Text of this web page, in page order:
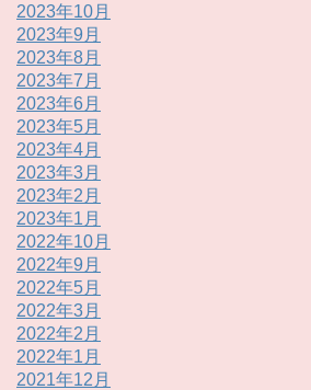
2023年10月
2023年9月
2023年8月
2023年7月
2023年6月
2023年5月
2023年4月
2023年3月
2023年2月
2023年1月
2022年10月
2022年9月
2022年5月
2022年3月
2022年2月
2022年1月
2021年12月